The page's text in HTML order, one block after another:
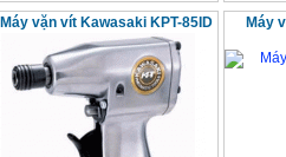
Máy vặn vít Kawasaki KPT-85ID Máy